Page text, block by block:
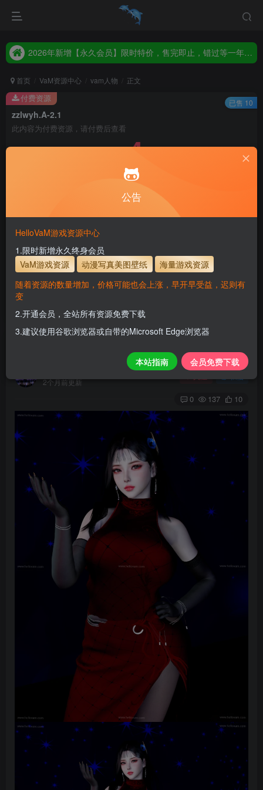
2026年新增【永久会员】限时特价，售完即止，错过等一年！！！
2026年新增【永久会员】限时特价，售完即止，错过等一年！！！
首页 VaM资源中心 vam人物 正文
zzlwyh.A-2.1
此内容为付费资源，请付费后查看
4
立即购买
主流网盘——高速下载
支付页面打不开或支付后不跳转请联系QQ：3317425885
使用方法
解压后，放进文件夹AddonPackages即可，更多请看本
付费资源 已售 10
2个月前更新
0 137 10
公告
HelloVaM游戏资源中心
1.限时新增永久终身会员
VaM游戏资源
动漫写真美图壁纸
海量游戏资源
随着资源的数量增加，价格可能也会上涨，早开早受益，迟则有
变
2.开通会员，全站所有资源免费下载
3.建议使用谷歌浏览器或自带的Microsoft Edge浏览器
本站指南 会员免费下载